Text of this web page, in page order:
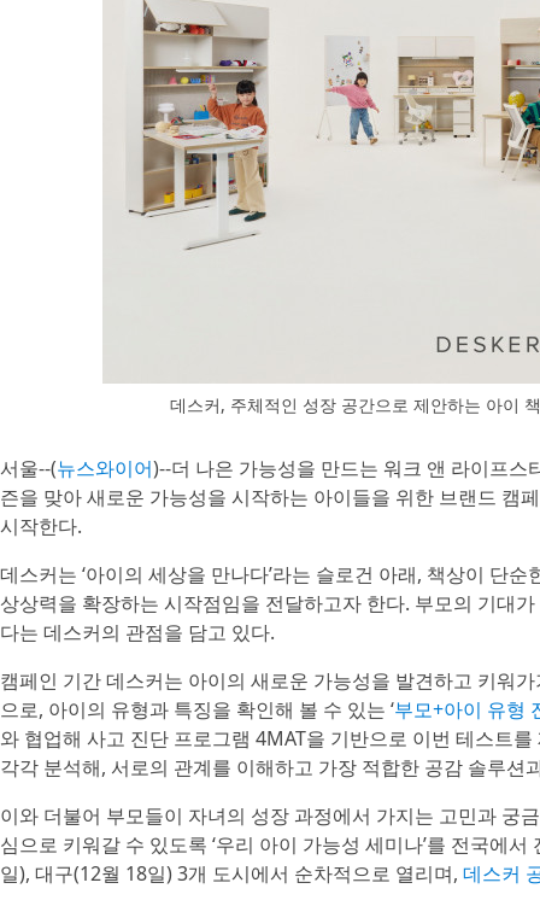
데스커, 주체적인 성장 공간으로 제안하는 아이
서울--(뉴스와이어)--더 나은 가능성을 만드는 워크 앤 라이프스
즌을 맞아 새로운 가능성을 시작하는 아이들을 위한 브랜드 캠
시작한다.
데스커는 ‘아이의 세상을 만나다’라는 슬로건 아래, 책상이 단
상상력을 확장하는 시작점임을 전달하고자 한다. 부모의 기대
다는 데스커의 관점을 담고 있다.
캠페인 기간 데스커는 아이의 새로운 가능성을 발견하고 키워
으로, 아이의 유형과 특징을 확인해 볼 수 있는 ‘부모+아이 유형
와 협업해 사고 진단 프로그램 4MAT을 기반으로 이번 테스트
각각 분석해, 서로의 관계를 이해하고 가장 적합한 공감 솔루션
이와 더불어 부모들이 자녀의 성장 과정에서 가지는 고민과 궁
심으로 키워갈 수 있도록 ‘우리 아이 가능성 세미나’를 전국에
일), 대구(12월 18일) 3개 도시에서 순차적으로 열리며, 데스커